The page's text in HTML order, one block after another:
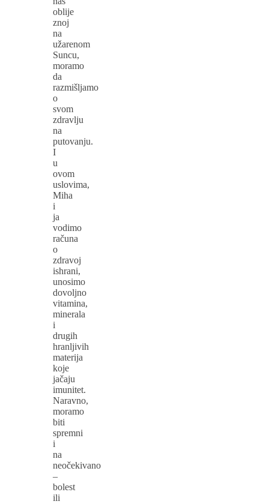
oblije
znoj
na
užarenom
Suncu,
moramo
da
razmišljamo
o
svom
zdravlju
na
putovanju.
I
u
ovom
uslovima,
Miha
i
ja
vodimo
računa
o
zdravoj
ishrani,
unosimo
dovoljno
vitamina,
minerala
i
drugih
hranljivih
materija
koje
jačaju
imunitet.
Naravno,
moramo
biti
spremni
i
na
neočekivano
–
bolest
ili